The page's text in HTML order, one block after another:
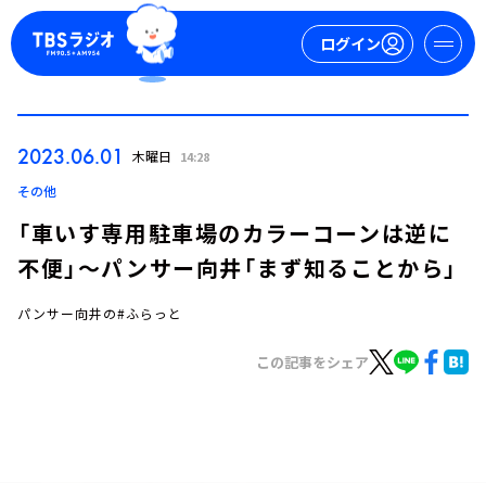
ログイン
2023.06.01 木曜日 14:28
その他
「車いす専用駐車場のカラーコーンは逆に
不便」～パンサー向井「まず知ることから」
パンサー向井の#ふらっと
この記事をシェア